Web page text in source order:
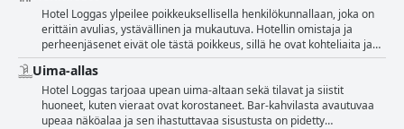
tekee siitä ihanteellisen paikan niille, jotka etsivät erinomaisen
seesteistä ilmapiiriä.
puhtaudesta. Jotkut vieraat kuitenkin huomauttivat, että rakennus ja
tietyt huoneen osat, kuten kylpyhuone ja ovien lukot, kaipaisivat
kunnossapitoa. Kaikista ongelmista huolimatta vieraat arvostivat
omistajien pyrkimystä ylläpitää kreikkalaista vieraanvaraisuutta
vaikeina aikoina.
Hotel Loggas ylpeilee poikkeuksellisella henkilökunnallaan, joka on
erittäin avulias, ystävällinen ja mukautuva. Hotellin omistaja ja
perheenjäsenet eivät ole tästä poikkeus, sillä he ovat kohteliaita ja
aina valmiita auttamaan. Vieraat ylistävät herra Giannisin ja ihanan
neiti Nikin esimerkillistä palvelua, sillä he ovat aina hymyileviä ja
huolehtivat siitä, että asiakkaiden tarpeet otetaan huomioon.
Hotellin sijainti on myös huomionarvoinen, ja sen pätevän
henkilökunnan ansiosta sinulla on varmasti ihana oleskelu. Asiakkaat
Uima-allas
Hotel Loggas tarjoaa upean uima-altaan sekä tilavat ja siistit
huoneet, kuten vieraat ovat korostaneet. Bar-kahvilasta avautuvaa
upeaa näköalaa ja sen ihastuttavaa sisustusta on pidetty